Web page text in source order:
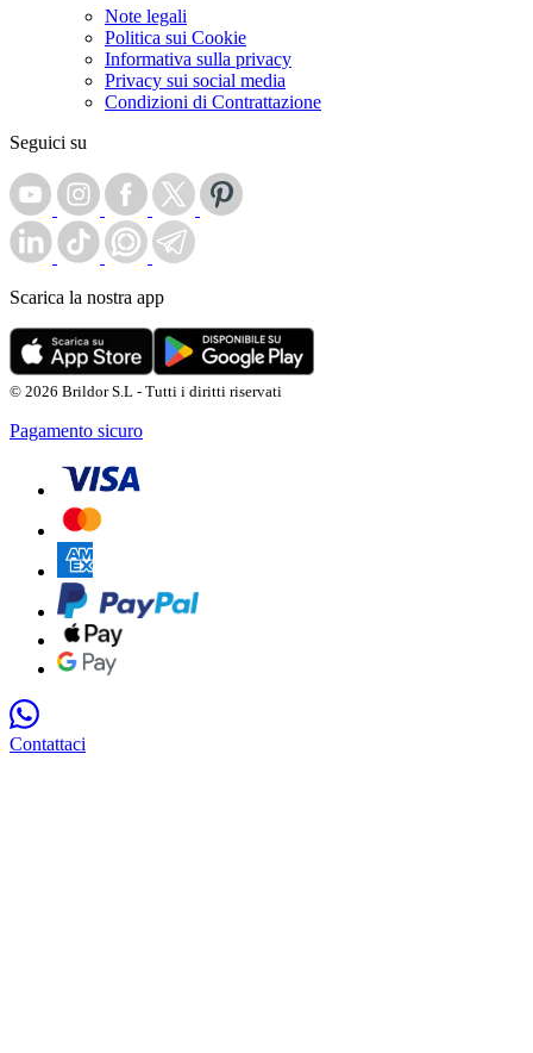
Note legali
Politica sui Cookie
Informativa sulla privacy
Privacy sui social media
Condizioni di Contrattazione
Seguici su
Scarica la nostra app
© 2026 Brildor S.L - Tutti i diritti riservati
Pagamento sicuro
Contattaci